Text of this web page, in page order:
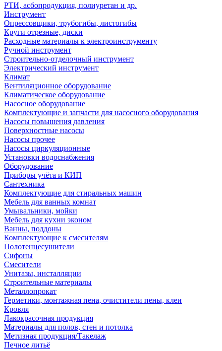
РТИ, асбопродукция, полиуретан и др.
Инструмент
Опрессовщики, трубогибы, листогибы
Круги отрезные, диски
Расходные материалы к электроинструменту
Ручной инструмент
Строительно-отделочный инструмент
Электрический инструмент
Климат
Вентиляционное оборудование
Климатическое оборудование
Насосное оборудование
Комплектующие и запчасти для насосного оборудования
Насосы повышения давления
Поверхностные насосы
Насосы прочее
Насосы циркуляционные
Установки водоснабжения
Оборудование
Приборы учёта и КИП
Сантехника
Комплектующие для стиральных машин
Мебель для ванных комнат
Умывальники, мойки
Мебель для кухни эконом
Ванны, поддоны
Комплектующие к смесителям
Полотенцесушители
Сифоны
Смесители
Унитазы, инсталляции
Строительные материалы
Металлопрокат
Герметики, монтажная пена, очистители пены, клеи
Кровля
Лакокрасочная продукция
Материалы для полов, стен и потолка
Метизная продукция/Такелаж
Печное литьё